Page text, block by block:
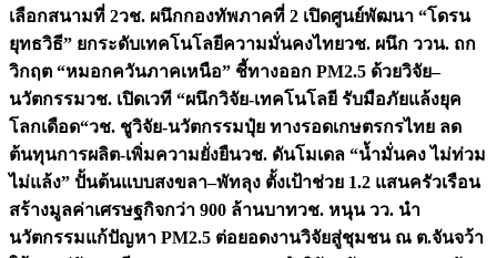
เลือกสนามที่ 2วช. ผนึกกองทัพภาคที่ 2 เปิดศูนย์พัฒนา “โดรน
ยุทธวิธี” ยกระดับเทคโนโลยีความมั่นคงไทยวช. ผนึก ววน. ถก
วิกฤต “หมอกควันภาคเหนือ” ชี้ทางออก PM2.5 ด้วยวิจัย–
นวัตกรรมวช. เปิดเวที “ผนึกวิจัย-เทคโนโลยี รับมือภัยแล้งยุค
โลกเดือด“วช. ชูวิจัย-นวัตกรรมปุ๋ย ทางรอดเกษตรกรไทย ลด
ต้นทุนการผลิต-เพิ่มความยั่งยืนวช. ดันโมเดล “น้ำมั่นคง ไม่ท่วม
ไม่แล้ง” ปั้นต้นแบบสงขลา–พัทลุง ตั้งเป้าช่วย 1.2 แสนครัวเรือน
สร้างมูลค่าเศรษฐกิจกว่า 900 ล้านบาทวช. หนุน วว. นำ
นวัตกรรมแก้ปัญหา PM2.5 ต่อยอดงานวิจัยสู่ชุมชน ณ ต.จันจว้า